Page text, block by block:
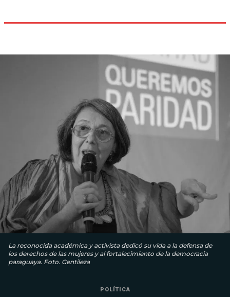
La reconocida académica y activista dedicó su vida a la defensa de
los derechos de las mujeres y al fortalecimiento de la democracia
paraguaya. Foto. Gentileza
POLÍTICA